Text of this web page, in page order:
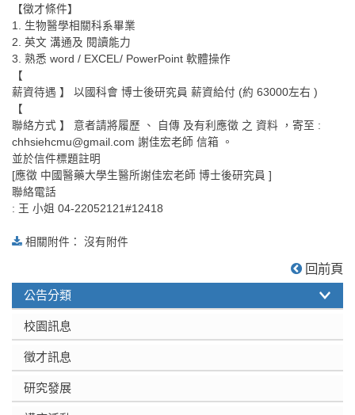
【徵才條件】
1. 生物醫學相關科系畢業
2. 英文 溝通及 閱讀能力
3. 熟悉 word / EXCEL/ PowerPoint 軟體操作
【
薪資待遇 】 以國科會 博士後研究員 薪資給付 (約 63000左右 )
【
聯絡方式 】 意者請將履歷 、 自傳 及有利應徵 之 資料 ，寄至 :
chhsiehcmu@gmail.com 謝佳宏老師 信箱 。
並於信件標題註明
[應徵 中國醫藥大學生醫所謝佳宏老師 博士後研究員 ]
聯絡電話
: 王 小姐 04-22052121#12418
相關附件： 沒有附件
回前頁
公告分類
校園訊息
徵才訊息
研究發展